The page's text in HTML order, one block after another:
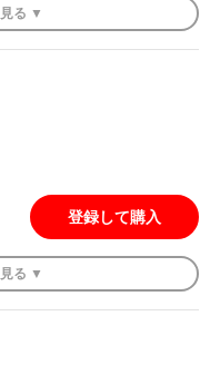
見る ▼
登録して購入
見る ▼